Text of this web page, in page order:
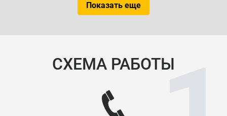
Показать еще
СХЕМА РАБОТЫ